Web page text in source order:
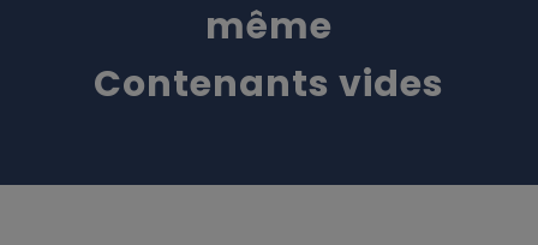
même
Contenants vides